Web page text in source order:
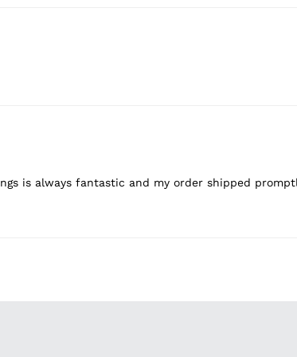
is always fantastic and my order shipped